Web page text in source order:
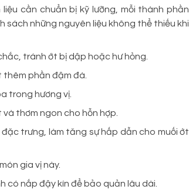
cần chuẩn bị kỹ lưỡng, mỗi thành phần
sách những nguyên liệu không thể thiếu khi
tránh ớt bị dập hoặc hư hỏng.
phần đậm đà.
trong hương vị.
thơm ngon cho hỗn hợp.
trưng, làm tăng sự hấp dẫn cho muối ớt
gia vị này.
có nắp đậy kín để bảo quản lâu dài.